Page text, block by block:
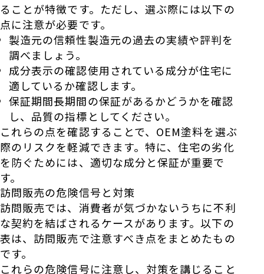
ることが特徴です。ただし、選ぶ際には以下の
点に注意が必要です。
製造元の信頼性製造元の過去の実績や評判を
調べましょう。
成分表示の確認使用されている成分が住宅に
適しているか確認します。
保証期間長期間の保証があるかどうかを確認
し、品質の指標としてください。
これらの点を確認することで、OEM塗料を選ぶ
際のリスクを軽減できます。特に、住宅の劣化
を防ぐためには、適切な成分と保証が重要で
す。
訪問販売の危険信号と対策
訪問販売では、消費者が気づかないうちに不利
な契約を結ばされるケースがあります。以下の
表は、訪問販売で注意すべき点をまとめたもの
です。
これらの危険信号に注意し、対策を講じること